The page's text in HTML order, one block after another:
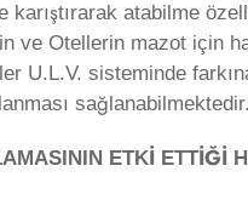
karıştırarak atabilme
ve Otellerin mazot için
U.L.V. sisteminde
sağlanabilmektedir.
ETKİ ETTİĞİ